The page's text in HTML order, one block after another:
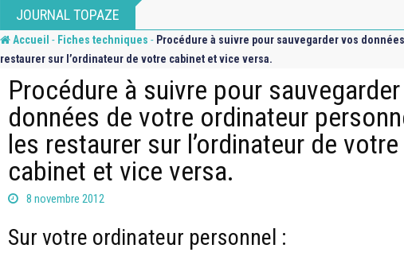
JOURNAL TOPAZE
Accueil - Fiches techniques - Procédure à suivre pour sauvegarder vos
restaurer sur l’ordinateur de votre cabinet et vice versa.
Procédure à suivre pour
données de votre ordinateur
les restaurer sur l’ordinateur de votre
cabinet et vice versa.
8 novembre 2012
Sur votre ordinateur personnel :